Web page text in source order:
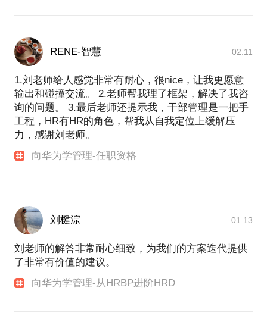
RENE-智慧 02.11
1.刘老师给人感觉非常有耐心，很nice，让我更愿意
输出和碰撞交流。 2.老师帮我理了框架，解决了我咨
询的问题。 3.最后老师还提示我，干部管理是一把手
工程，HR有HR的角色，帮我从自我定位上缓解压
力，感谢刘老师。
向华为学管理-任职资格
刘楗淙 01.13
刘老师的解答非常耐心细致，为我们的方案迭代提供
了非常有价值的建议。
向华为学管理-从HRBP进阶HRD